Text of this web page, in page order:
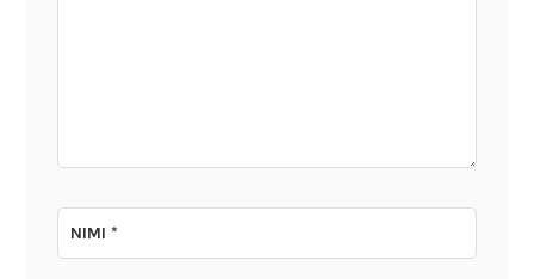
NIMI*